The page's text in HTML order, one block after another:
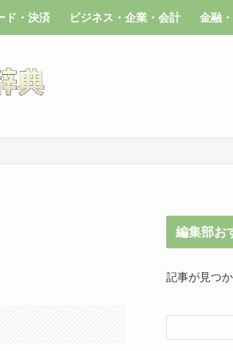
ド・決済 ビジネス・企業・会計 金融
編集部お
記事が見つ